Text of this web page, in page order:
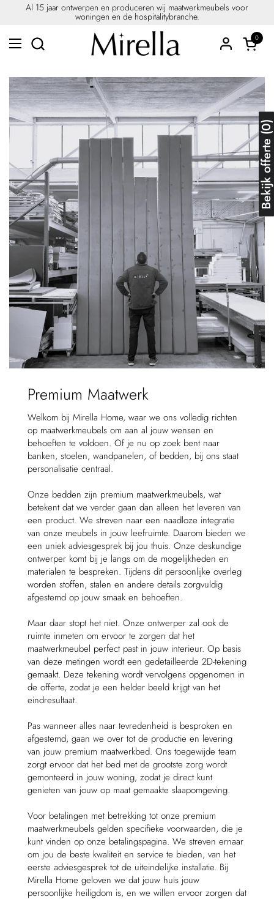
Ga naar content
Al 15 jaar ontwerpen en produceren wij maatwerkmeubels voor
woningen en de hospitalitybranche.
0
Menu openen
Premium Maatwerk
Welkom bij Mirella Home, waar we ons volledig richten
op maatwerkmeubels om aan al jouw wensen en
behoeften te voldoen. Of je nu op zoek bent naar
banken, stoelen, wandpanelen, of bedden, bij ons staat
personalisatie centraal.
Onze bedden zijn premium maatwerkmeubels, wat
betekent dat we verder gaan dan alleen het leveren van
een product. We streven naar een naadloze integratie
van onze meubels in jouw leefruimte. Daarom bieden we
een uniek adviesgesprek bij jou thuis. Onze deskundige
ontwerper komt bij je langs om de mogelijkheden en
materialen te bespreken. Tijdens dit persoonlijke overleg
worden stoffen, stalen en andere details zorgvuldig
afgestemd op jouw smaak en behoeften.
Maar daar stopt het niet. Onze ontwerper zal ook de
ruimte inmeten om ervoor te zorgen dat het
maatwerkmeubel perfect past in jouw interieur. Op basis
van deze metingen wordt een gedetailleerde 2D-tekening
gemaakt. Deze tekening wordt vervolgens opgenomen in
de offerte, zodat je een helder beeld krijgt van het
eindresultaat.
Pas wanneer alles naar tevredenheid is besproken en
afgestemd, gaan we over tot de productie en levering
van jouw premium maatwerkbed. Ons toegewijde team
zorgt ervoor dat het bed met de grootste zorg wordt
gemonteerd in jouw woning, zodat je direct kunt
genieten van jouw op maat gemaakte slaapomgeving.
Voor betalingen met betrekking tot onze premium
maatwerkmeubels gelden specifieke voorwaarden, die je
kunt vinden op onze betalingspagina. We streven ernaar
om jou de beste kwaliteit en service te bieden, van het
eerste adviesgesprek tot de uiteindelijke installatie. Bij
Mirella Home geloven we dat jouw huis jouw
persoonlijke heiligdom is, en we willen ervoor zorgen dat
Bekijk